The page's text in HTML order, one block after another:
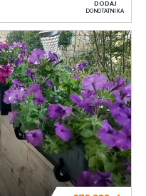
DODAJ
DO NOTATNIKA